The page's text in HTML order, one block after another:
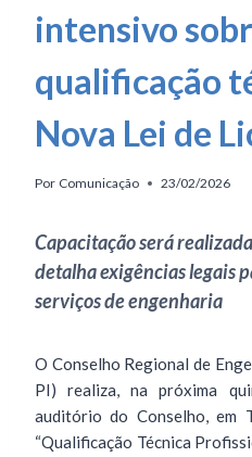
intensivo
qualificação
Nova Lei de
Por Comunicação 23/02/2026
Capacitação será
detalha exigências legais
serviços de engenharia
O Conselho Regional de
PI) realiza, na próxima
auditório do Conselho, em
“Qualificação Técnica